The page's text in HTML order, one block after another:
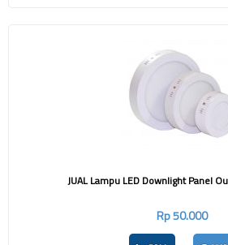
JUAL Lampu LED Downlight Panel
Rp 50.000